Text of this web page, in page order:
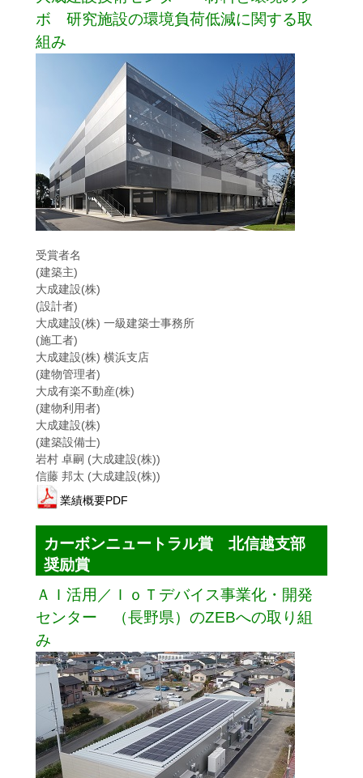
ボ 研究施設の環境負荷低減に関する取
組み
受賞者名
(建築主)
大成建設(株)
(設計者)
大成建設(株) 一級建築士事務所
(施工者)
大成建設(株) 横浜支店
(建物管理者)
大成有楽不動産(株)
(建物利用者)
大成建設(株)
(建築設備士)
岩村 卓嗣 (大成建設(株))
信藤 邦太 (大成建設(株))
業績概要PDF
カーボンニュートラル賞 北信越支部
奨励賞
ＡＩ活用／ＩｏＴデバイス事業化・開発
センター （長野県）のZEBへの取り組
み